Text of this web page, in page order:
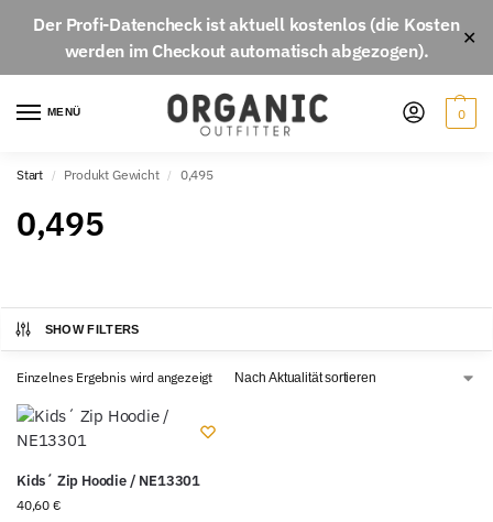
Der Profi-Datencheckist aktuell kostenlos(die Kosten
werden im Checkout automatisch abgezogen).
✕
MENÜ 0
Start / Produkt Gewicht / 0,495
0,495
SHOW FILTERS
Einzelnes Ergebnis wird angezeigt
Kids´ Zip Hoodie / NE13301
40,60 €